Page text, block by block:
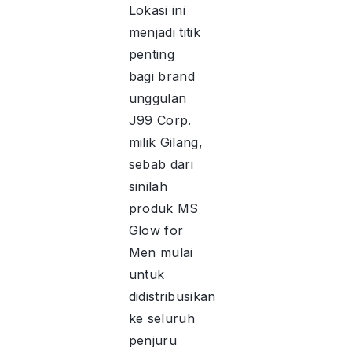
Lokasi ini
menjadi titik
penting
bagi brand
unggulan
J99 Corp.
milik Gilang,
sebab dari
sinilah
produk MS
Glow for
Men mulai
untuk
didistribusikan
ke seluruh
penjuru